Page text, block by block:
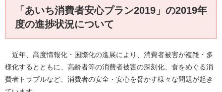
「あいち消費者安心プラン2019」の2019年
度の進捗状況について
近年、高度情報化・国際化の進展により、消費者被害が複雑・多
様化するとともに、高齢者等の消費者被害の深刻化、食をめぐる消
費者トラブルなど、消費者の安全・安心を脅かす様々な問題が起き